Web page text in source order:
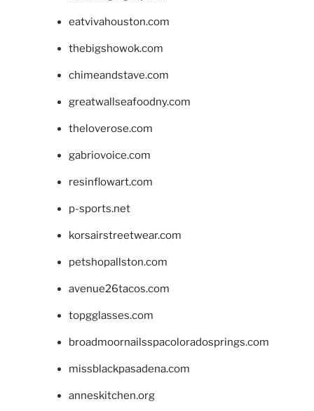
eatvivahouston.com
thebigshowok.com
chimeandstave.com
greatwallseafoodny.com
theloverose.com
gabriovoice.com
resinflowart.com
p-sports.net
korsairstreetwear.com
petshopallston.com
avenue26tacos.com
topgglasses.com
broadmoornailsspacoloradosprings.com
missblackpasadena.com
anneskitchen.org